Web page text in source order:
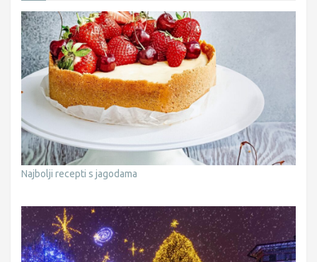
Najbolji recepti s jagodama